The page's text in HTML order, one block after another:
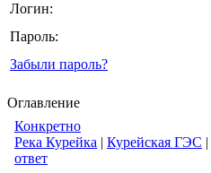
Логин:
Пароль:
Забыли пароль?
Оглавление
Конкретно
Река Курейка | Курейская ГЭС |
ответ